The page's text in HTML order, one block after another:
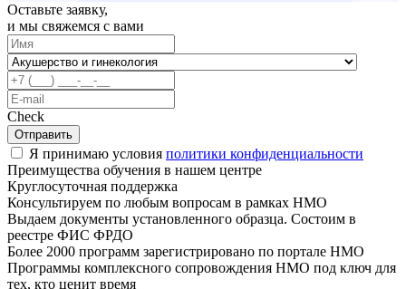
Оставьте заявку,
и мы свяжемся с вами
Check
Отправить
Я принимаю условия политики конфиденциальности
Преимущества обучения в нашем центре
Круглосуточная поддержка
Консультируем по любым вопросам в рамках НМО
Выдаем документы установленного образца. Состоим в
реестре ФИС ФРДО
Более 2000 программ зарегистрировано по портале НМО
Программы комплексного сопровождения НМО под ключ для
тех, кто ценит время